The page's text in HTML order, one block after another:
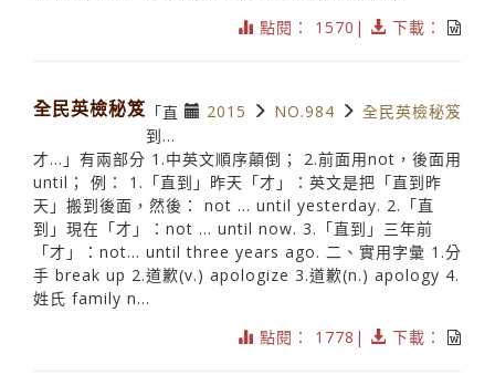
點閱： 1570|
下載：
全民英檢秘笈 2015 NO.984 全民英檢秘笈
「直
到…
才…」有兩部分 1.中英文順序顛倒； 2.前面用not，後面用
until； 例： 1.「直到」昨天「才」：英文是把「直到昨
天」搬到後面，然後： not … until yesterday. 2.「直
到」現在「才」：not … until now. 3.「直到」三年前
「才」：not… until three years ago. 二、實用字彙 1.分
手 break up 2.道歉(v.) apologize 3.道歉(n.) apology 4.
姓氏 family n...
點閱： 1778|
下載：